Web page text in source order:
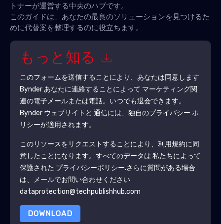
トナーが運営する中央のハブです。
このガイドは、あなたの最良のソリューションを見つけるた
めに代替案を整理するのに役立ちます。
もっと知る
このフォームを送信することにより、あなたは同意します
Bynderあなたに連絡することによって マーケティング関
連の電子メールまたは電話。いつでも退会できます。
Bynderウェブサイトと 通信には、独自のプライバシー ポ
リシーが適用されます。
このリソースをリクエストすることにより、利用規約に同
意したことになります。すべてのデータは 私たちによって
保護された プライバシーポリシー.さらに質問がある場合
は、メールでお問い合わせください
dataprotection@techpublishhub.com
DOWNLOAD